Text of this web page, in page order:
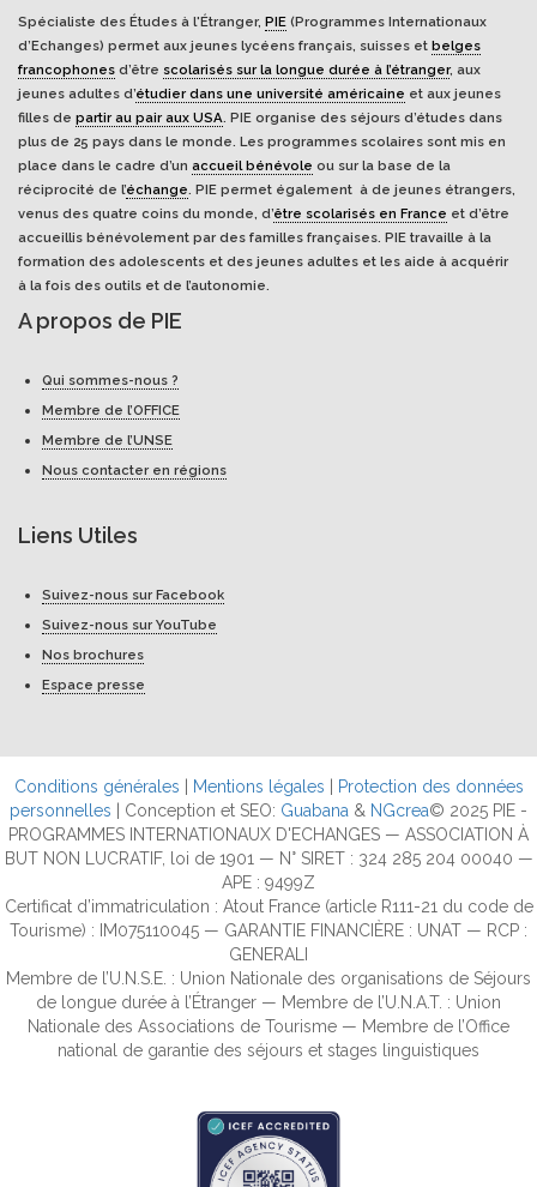
Spécialiste des Études à l'Étranger, PIE (Programmes Internationaux
d’Echanges) permet aux jeunes lycéens français, suisses et belges
francophones d’être scolarisés sur la longue durée à l’étranger, aux
jeunes adultes d’étudier dans une université américaine et aux jeunes
filles de partir au pair aux USA. PIE organise des séjours d’études dans
plus de 25 pays dans le monde. Les programmes scolaires sont mis en
place dans le cadre d’un accueil bénévole ou sur la base de la
réciprocité de l’échange. PIE permet également à de jeunes étrangers,
venus des quatre coins du monde, d’être scolarisés en France et d’être
accueillis bénévolement par des familles françaises. PIE travaille à la
formation des adolescents et des jeunes adultes et les aide à acquérir
à la fois des outils et de l’autonomie.
A propos de PIE
Qui sommes-nous ?
Membre de l’OFFICE
Membre de l’UNSE
Nous contacter en régions
Liens Utiles
Suivez-nous sur Facebook
Suivez-nous sur YouTube
Nos brochures
Espace presse
Conditions générales Mentions légales
Protection des données
personnelles | Conception et SEO: Guabana & NGcrea© 2025 PIE -
PROGRAMMES INTERNATIONAUX D'ECHANGES — ASSOCIATION À
BUT NON LUCRATIF, loi de 1901 — N° SIRET : 324 285 204 00040 —
APE : 9499Z
Certificat d’immatriculation : Atout France (article R111-21 du code de
Tourisme) : IM075110045 — GARANTIE FINANCIÈRE : UNAT — RCP :
GENERALI
Membre de l’U.N.S.E. : Union Nationale des organisations de Séjours
de longue durée à l’Étranger — Membre de l’U.N.A.T. : Union
Nationale des Associations de Tourisme — Membre de l’Office
national de garantie des séjours et stages linguistiques